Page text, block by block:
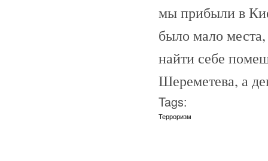
мы прибыли в
было мало
найти себе
Шереметева, а
Tags:
Терроризм